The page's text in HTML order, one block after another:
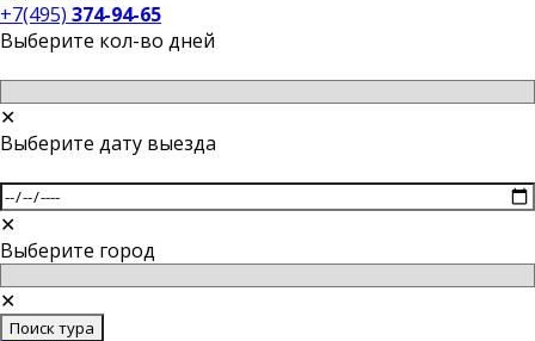
+7(495) 374-94-65
Выберите кол-во дней
✕
Выберите дату выезда
✕
Выберите город
✕
Поиск тура